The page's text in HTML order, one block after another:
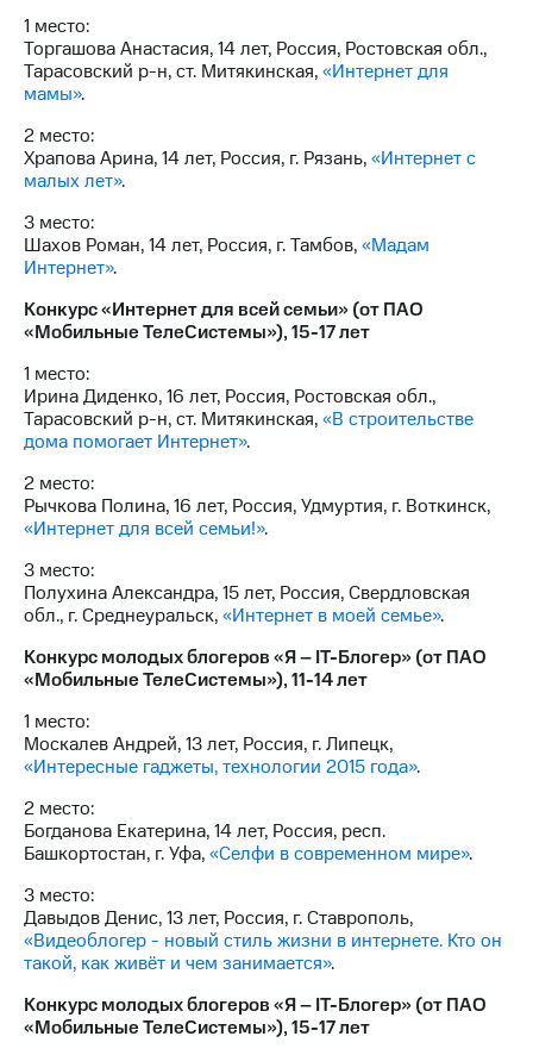
1 место:
Торгашова Анастасия, 14 лет, Россия, Ростовская обл.,
Тарасовский р-н, ст. Митякинская,«Интернет для
мамы».
2 место:
Храпова Арина, 14 лет, Россия, г. Рязань,«Интернет с
малых лет».
3 место:
Шахов Роман, 14 лет, Россия, г. Тамбов,«Мадам
Интернет».
Конкурс «Интернет для всей семьи» (от ПАО
«Мобильные ТелеСистемы»), 15-17 лет
1 место:
Ирина Диденко, 16 лет, Россия, Ростовская обл.,
Тарасовский р-н, ст. Митякинская,«В строительстве
дома помогает Интернет».
2 место:
Рычкова Полина, 16 лет, Россия, Удмуртия, г. Воткинск,
«Интернет для всей семьи!».
3 место:
Полухина Александра, 15 лет, Россия, Свердловская
обл., г. Среднеуральск,«Интернет в моей семье».
Конкурс молодых блогеров «Я – IT-Блогер» (от ПАО
«Мобильные ТелеСистемы»), 11-14 лет
1 место:
Москалев Андрей, 13 лет, Россия, г. Липецк,
«Интересные гаджеты, технологии 2015 года».
2 место:
Богданова Екатерина, 14 лет, Россия, респ.
Башкортостан, г. Уфа,«Селфи в современном мире».
3 место:
Давыдов Денис, 13 лет, Россия, г. Ставрополь,
«Видеоблогер - новый стиль жизни в интернете. Кто он
такой, как живёт и чем занимается».
Конкурс молодых блогеров «Я – IT-Блогер» (от ПАО
«Мобильные ТелеСистемы»), 15-17 лет